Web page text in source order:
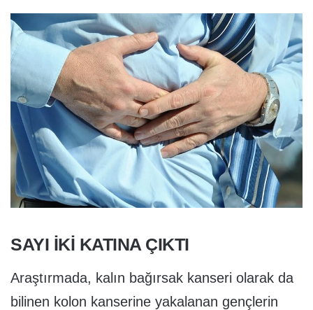
SAYI İKİ KATINA ÇIKTI
Araştırmada, kalın bağırsak kanseri olarak da
bilinen kolon kanserine yakalanan gençlerin